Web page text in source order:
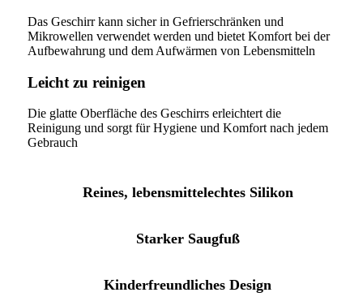
Das Geschirr kann sicher in Gefrierschränken und
Mikrowellen verwendet werden und bietet Komfort bei der
Aufbewahrung und dem Aufwärmen von Lebensmitteln
Leicht zu reinigen
Die glatte Oberfläche des Geschirrs erleichtert die
Reinigung und sorgt für Hygiene und Komfort nach jedem
Gebrauch
Reines, lebensmittelechtes Silikon
Starker Saugfuß
Kinderfreundliches Design